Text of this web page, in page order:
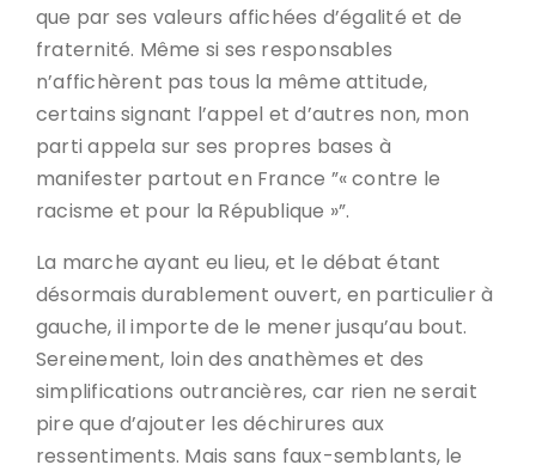
que par ses valeurs affichées d’égalité et de
fraternité. Même si ses responsables
n’affichèrent pas tous la même attitude,
certains signant l’appel et d’autres non, mon
parti appela sur ses propres bases à
manifester partout en France ”« contre le
racisme et pour la République »”.
La marche ayant eu lieu, et le débat étant
désormais durablement ouvert, en particulier à
gauche, il importe de le mener jusqu’au bout.
Sereinement, loin des anathèmes et des
simplifications outrancières, car rien ne serait
pire que d’ajouter les déchirures aux
ressentiments. Mais sans faux-semblants, le